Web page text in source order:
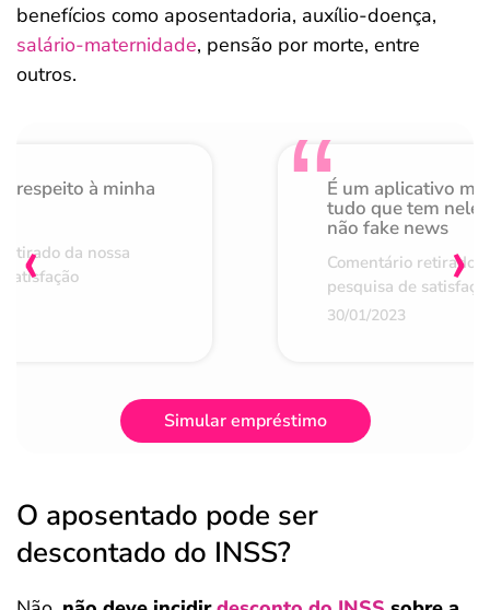
benefícios como aposentadoria, auxílio-doença,
salário-maternidade, pensão por morte, entre
outros.
respeito à minha
da nossa
É um aplicativo
tudo que tem nele
não fake news
Comentário retirado
pesquisa de
30/01/2023
‹ ›
Simular empréstimo
O aposentado pode ser
descontado do INSS?